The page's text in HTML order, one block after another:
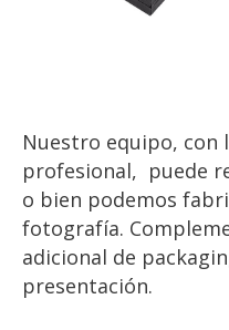
Nuestro equipo, con
profesional, puede
o bien podemos
fotografía.
adicional de
presentación.